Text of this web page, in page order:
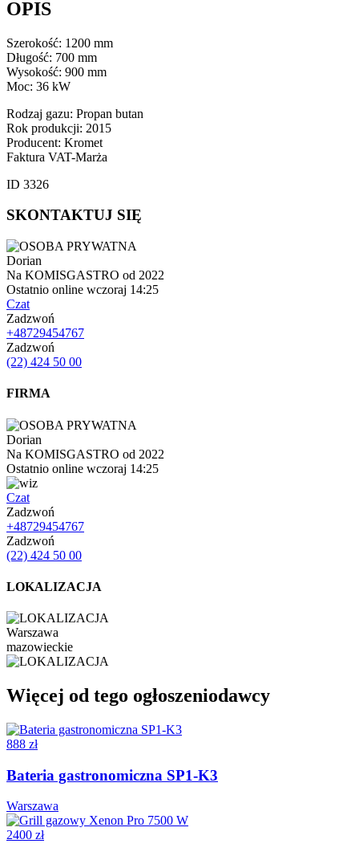
OPIS
Szerokość: 1200 mm
Długość: 700 mm
Wysokość: 900 mm
Moc: 36 kW
Rodzaj gazu: Propan butan
Rok produkcji: 2015
Producent: Kromet
Faktura VAT-Marża
ID 3326
SKONTAKTUJ SIĘ
Dorian
Na KOMISGASTRO od 2022
Ostatnio online wczoraj 14:25
Czat
Zadzwoń
+48729454767
Zadzwoń
(22) 424 50 00
FIRMA
Dorian
Na KOMISGASTRO od 2022
Ostatnio online wczoraj 14:25
Czat
Zadzwoń
+48729454767
Zadzwoń
(22) 424 50 00
LOKALIZACJA
Warszawa
mazowieckie
Więcej od tego ogłoszeniodawcy
888 zł
Bateria gastronomiczna SP1-K3
Warszawa
2400 zł